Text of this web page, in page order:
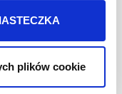
plików cookie